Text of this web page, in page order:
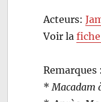
Acteurs:
Voir la
Remarques :
* Macadam